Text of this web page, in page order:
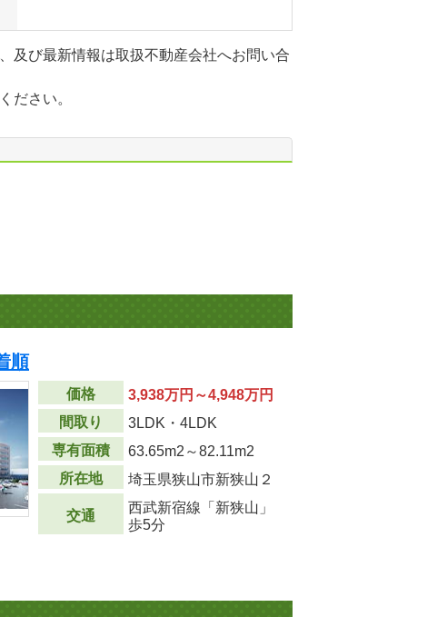
及び最新情報は取扱不動産会社へお問い合
ださい。
順
価格
3,938万円～4,948万円
間取り
3LDK・4LDK
専有面積
63.65m2 ～82.11m2
所在地
埼玉県狭山市新狭山２
交通
西武新宿線「新狭山」
歩5分